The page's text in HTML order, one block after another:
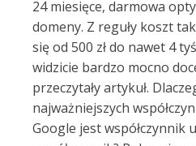
24 miesięce, darmowa
domeny. Z reguły koszt
się od 500 zł do nawet 4
widzicie bardzo mocno
przeczytały artykuł.
najważniejszych
Google jest współczynnik